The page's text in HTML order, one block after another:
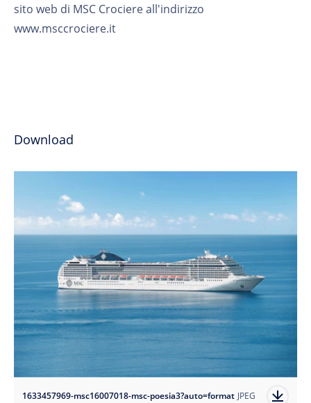
sito web di MSC Crociere all'indirizzo
www.msccrociere.it
Download
1633457969-msc16007018-msc-poesia3?auto=format JPEG